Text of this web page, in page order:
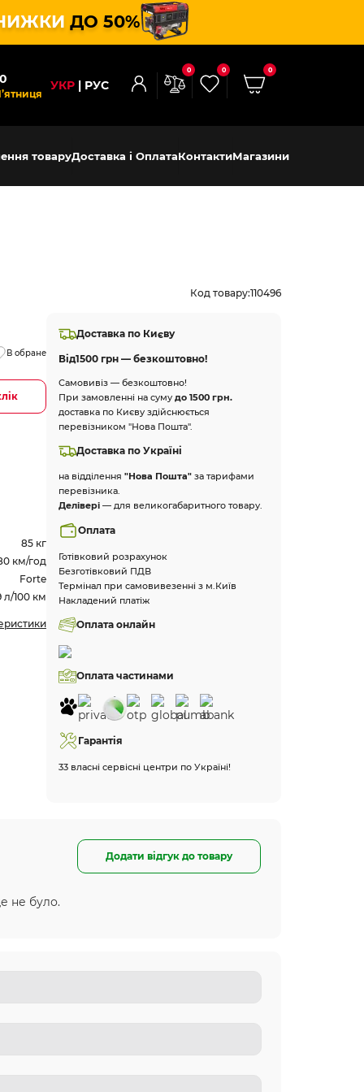
ДО 50%
УКР РУС
0 0 0
товаруДоставка і ОплатаКонтактиМагазини
Код товару:110496
В обране
85 кг
км/год
Forte
л/100 км
Доставка по Києву
Від1500 грн — безкоштовно!
Самовивіз — безкоштовно!
При замовленні на суму до 1500 грн.
доставка по Києву здійснюється
перевізником "Нова Пошта".
Доставка по Україні
на відділення "Нова Пошта" за тарифами
перевізника.
Делівері— для великогабаритного товару.
Оплата
Готівковий розрахунок
Безготівковий ПДВ
Термінал при самовивезенні з м.Київ
Накладений платіж
Оплата онлайн
Оплата частинами
Гарантія
33 власні сервісні центри по Україні!
Додати відгук до товару
не було.